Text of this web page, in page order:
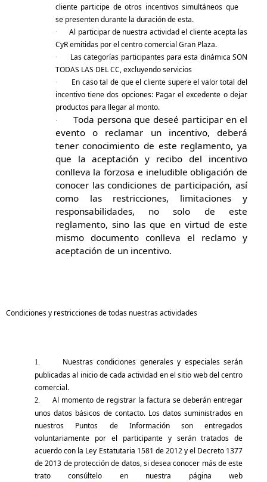
cliente participe de otros incentivos simultáneos que
se presenten durante la duración de esta.
·
Al participar de nuestra actividad el cliente acepta las
CyR emitidas por el centro comercial Gran Plaza.
· Las categorías participantes para esta dinámica SON
TODAS LAS DEL CC, excluyendo servicios
·
En caso tal de que el cliente supere el valor total del
incentivo tiene dos opciones: Pagar el excedente o dejar
productos para llegar al monto.
·
Toda persona que deseé participar en el
evento o reclamar un incentivo, deberá
tener conocimiento de este reglamento, ya
que la aceptación y recibo del incentivo
conlleva la forzosa e ineludible obligación de
conocer las condiciones de participación, así
como las restricciones, limitaciones y
responsabilidades, no solo de este
reglamento, sino las que en virtud de este
mismo documento conlleva el reclamo y
aceptación de un incentivo.
Condiciones y restricciones de todas nuestras actividades
1.
Nuestras condiciones generales y especiales serán
publicadas al inicio de cada actividad en el sitio web del centro
comercial.
2.
Al momento de registrar la factura se deberán entregar
unos datos básicos de contacto. Los datos suministrados en
nuestros Puntos de Información son entregados
voluntariamente por el participante y serán tratados de
acuerdo con la Ley Estatutaria 1581 de 2012 y el Decreto 1377
de 2013 de protección de datos, si desea conocer más de este
trato consúltelo en nuestra página web